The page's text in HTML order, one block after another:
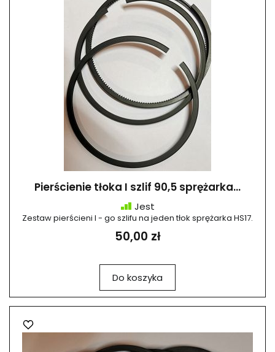
Pierścienie tłoka I szlif 90,5 sprężarka...
Jest
Zestaw pierścieni I - go szlifu na jeden tłok sprężarka HS17.
50,00 zł
Do koszyka